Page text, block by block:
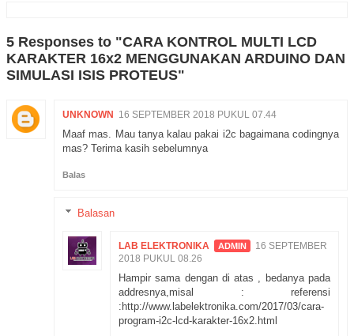
5 Responses to "CARA KONTROL MULTI LCD
KARAKTER 16x2 MENGGUNAKAN ARDUINO DAN
SIMULASI ISIS PROTEUS"
UNKNOWN 16 SEPTEMBER 2018 PUKUL 07.44
Maaf mas. Mau tanya kalau pakai i2c bagaimana codingnya
mas? Terima kasih sebelumnya
Balas
Balasan
LAB ELEKTRONIKA
16 SEPTEMBER
2018 PUKUL 08.26
Hampir sama dengan di atas , bedanya pada
addresnya,misal : referensi
:http://www.labelektronika.com/2017/03/cara-
program-i2c-lcd-karakter-16x2.html